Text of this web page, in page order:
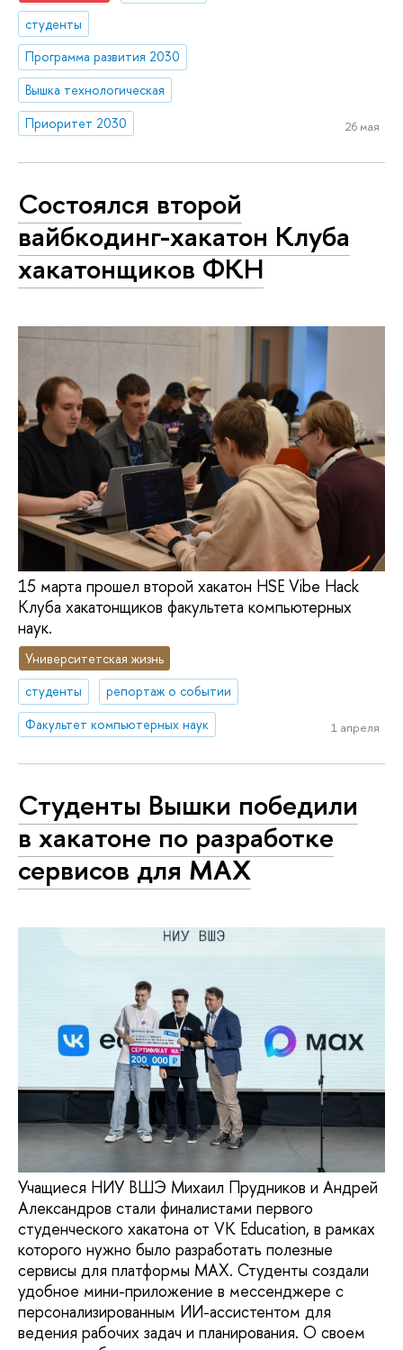
студенты
Программа развития 2030
Вышка технологическая
Приоритет 2030
26 мая
Состоялся второй
вайбкодинг-хакатон Клуба
хакатонщиков ФКН
15 марта прошел второй хакатон HSE Vibe Hack
Клуба хакатонщиков факультета компьютерных
наук.
Университетская жизнь
студенты
репортаж о событии
Факультет компьютерных наук
1 апреля
Студенты Вышки победили
в хакатоне по разработке
сервисов для MAX
Учащиеся НИУ ВШЭ Михаил Прудников и Андрей
Александров стали финалистами первого
студенческого хакатона от VK Education, в рамках
которого нужно было разработать полезные
сервисы для платформы MAX. Студенты создали
удобное мини-приложение в мессенджере с
персонализированным ИИ-ассистентом для
ведения рабочих задач и планирования. О своем